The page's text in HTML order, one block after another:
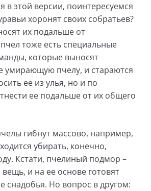
в этой версии, поинтересуемся
хоронят своих собратьев?
их подальше от
тоже есть специальные
которые выносят
пчелу, и стараются
ее из улья, но и по
ее подальше от их общего
гибнут массово, например,
убирать, конечно,
Кстати, пчелиный подмор –
и на ее основе готовят
снадобья. Но вопрос в другом: